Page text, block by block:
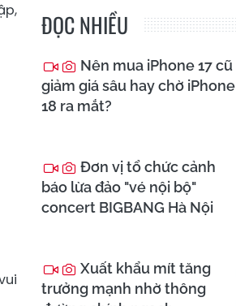
ĐỌC NHIỀU
Nên mua iPhone 17 cũ
giảm giá sâu hay chờ iPhone
18 ra mắt?
Đơn vị tổ chức cảnh
báo lừa đảo "vé nội bộ"
concert BIGBANG Hà Nội
Xuất khẩu mít tăng
trưởng mạnh nhờ thông